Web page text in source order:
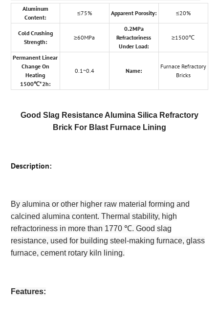
Aluminum
Content:
≤75% Apparent Porosity: ≤20%
Cold Crushing
Strength:
≥60MPa
0.2MPa
Refractoriness
Under Load:
≥1500℃
Permanent Linear
Change On
Heating
1500℃*2h:
0.1~0.4 Name:
Furnace Refractory
Bricks
Good Slag Resistance Alumina Silica Refractory
Brick For Blast Furnace Lining
Description:
By alumina or other higher raw material forming and
calcined alumina content. Thermal stability, high
refractoriness in more than 1770 ℃. Good slag
resistance, used for building steel-making furnace, glass
furnace, cement rotary kiln lining.
Features: